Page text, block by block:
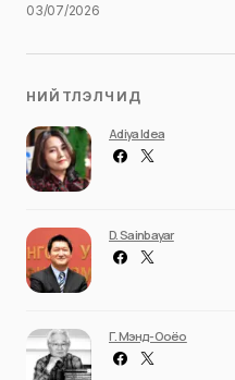
03/07/2026
НИЙТЛЭЛЧИД
Adiya Idea
D. Sainbayar
Г. Мэнд-Ооёо